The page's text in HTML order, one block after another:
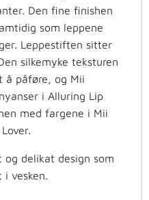
Den fine finishen
som leppene
Leppestiften sitter
silkemyke teksturen
å påføre, og Mii
i Alluring Lip
med fargene i Mii
delikat design som
i vesken.